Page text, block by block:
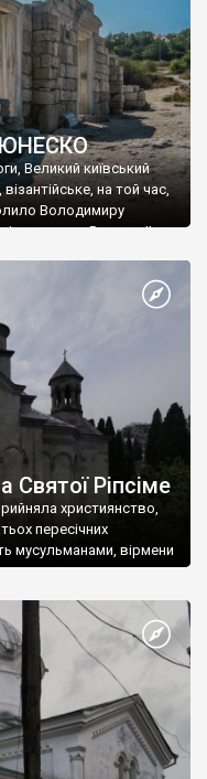
ЮНЕСКО
Великий київський
на той час,
Володимиру
імператору Василю ІІ, та
християнином.
Херсонесу Таврійського
Святої Ріпсіме
християнство,
пересічних
мусульманами, вірмени